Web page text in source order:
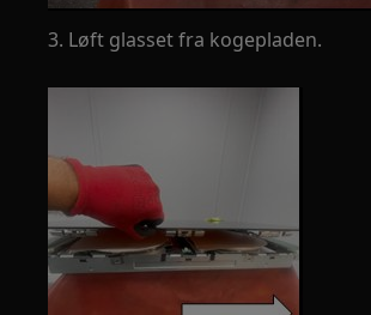
3. Løft glasset fra kogepladen.